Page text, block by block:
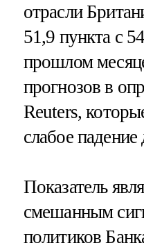
отрасли
51,9 пункта с
прошлом
прогнозов в
Reuters,
слабое
Показатель
смешанным
политиков